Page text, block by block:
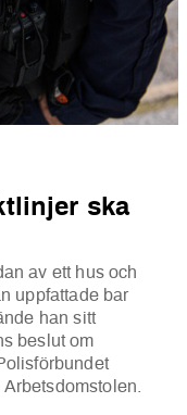
ska
av ett hus och
uppfattade bar
han sitt
beslut om